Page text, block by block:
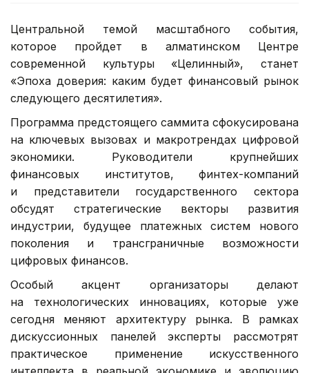
Центральной темой масштабного события,
которое пройдет в алматинском Центре
современной культуры «Целинный», станет
«Эпоха доверия: каким будет финансовый рынок
следующего десятилетия».
Программа предстоящего саммита сфокусирована
на ключевых вызовах и макротрендах цифровой
экономики. Руководители крупнейших
финансовых институтов, финтех-компаний
и представители государственного сектора
обсудят стратегические векторы развития
индустрии, будущее платежных систем нового
поколения и трансграничные возможности
цифровых финансов.
Особый акцент организаторы делают
на технологических инновациях, которые уже
сегодня меняют архитектуру рынка. В рамках
дискуссионных панелей эксперты рассмотрят
практическое применение искусственного